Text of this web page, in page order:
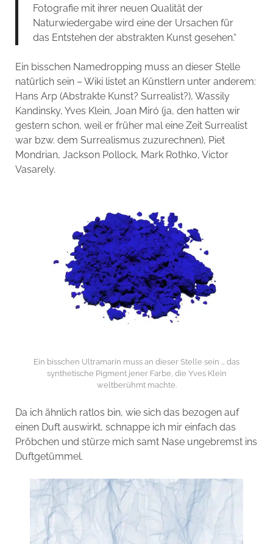
Fotografie mit ihrer neuen Qualität der
Naturwiedergabe wird eine der Ursachen für
das Entstehen der abstrakten Kunst gesehen.“
Ein bisschen Namedropping muss an dieser Stelle
natürlich sein – Wiki listet an Künstlern unter anderem:
Hans Arp (Abstrakte Kunst? Surrealist?), Wassily
Kandinsky, Yves Klein, Joan Miró (ja, den hatten wir
gestern schon, weil er früher mal eine Zeit Surrealist
war bzw. dem Surrealismus zuzurechnen), Piet
Mondrian, Jackson Pollock, Mark Rothko, Victor
Vasarely.
Ein bisschen Ultramarin muss an dieser Stelle sein … das
synthetische Pigment jener Farbe, die Yves Klein
weltberühmt machte.
Da ich ähnlich ratlos bin, wie sich das bezogen auf
einen Duft auswirkt, schnappe ich mir einfach das
Pröbchen und stürze mich samt Nase ungebremst ins
Duftgetümmel.